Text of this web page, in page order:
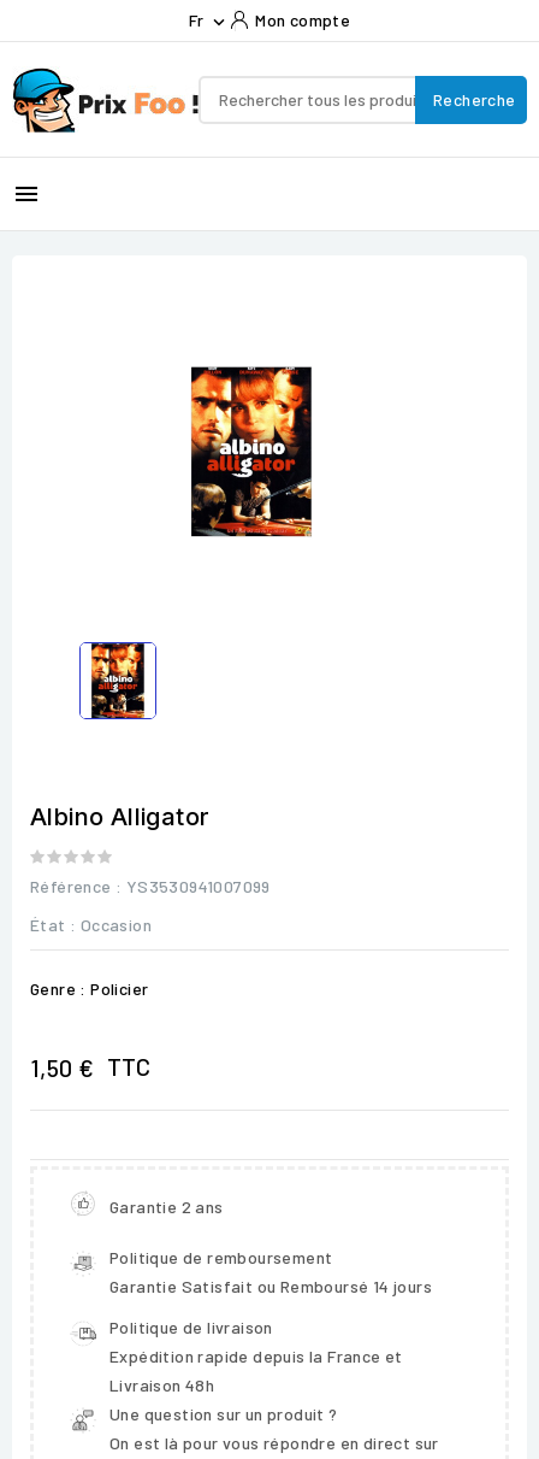
Fr  Mon compte
Recherche

Albino Alligator
Référence : YS3530941007099
État : Occasion
Genre : Policier
1,50 € TTC
Garantie 2 ans
Politique de remboursement
Garantie Satisfait ou Remboursé 14 jours
Politique de livraison
Expédition rapide depuis la France et
Livraison 48h
Une question sur un produit ?
On est là pour vous répondre en direct sur